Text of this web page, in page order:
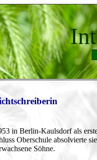
in Berlin-Kaulsdorf als
Oberschule absolvierte
Söhne.